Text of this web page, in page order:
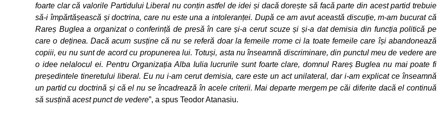
foarte clar că valorile Partidului Liberal nu conțin astfel de idei și dacă dorește să facă parte din acest partid trebuie
să-i împărtășească și doctrina, care nu este una a intoleranței. După ce am avut această discuție, m-am bucurat că
Rareș Buglea a organizat o conferință de presă în care și-a cerut scuze și și-a dat demisia din funcția politică pe
care o deținea. Dacă acum susține că nu se referă doar la femeile rrome ci la toate femeile care își abandonează
copiii, eu nu sunt de acord cu propunerea lui. Totuși, asta nu înseamnă discriminare, din punctul meu de vedere are
o idee nelalocul ei. Pentru Organizația Alba Iulia lucrurile sunt foarte clare, domnul Rareș Buglea nu mai poate fi
președintele tineretului liberal. Eu nu i-am cerut demisia, care este un act unilateral, dar i-am explicat ce înseamnă
un partid cu doctrină și că el nu se încadrează în acele criterii. Mai departe mergem pe căi diferite dacă el continuă
să susțină acest punct de vedere”, a spus Teodor Atanasiu.